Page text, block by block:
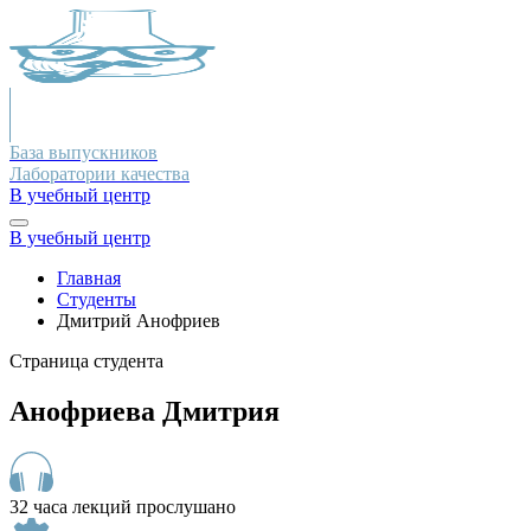
База выпускников
Лаборатории качества
В учебный центр
В учебный центр
Главная
Студенты
Дмитрий Анофриев
Страница студента
Анофриева Дмитрия
32 часа лекций прослушано